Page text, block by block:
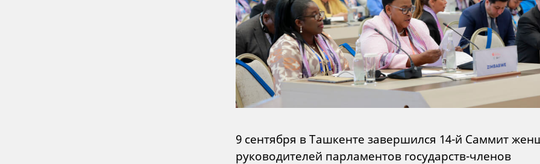
9 сентября в Ташкенте завершился 14-й Саммит
руководителей парламентов государств-членов